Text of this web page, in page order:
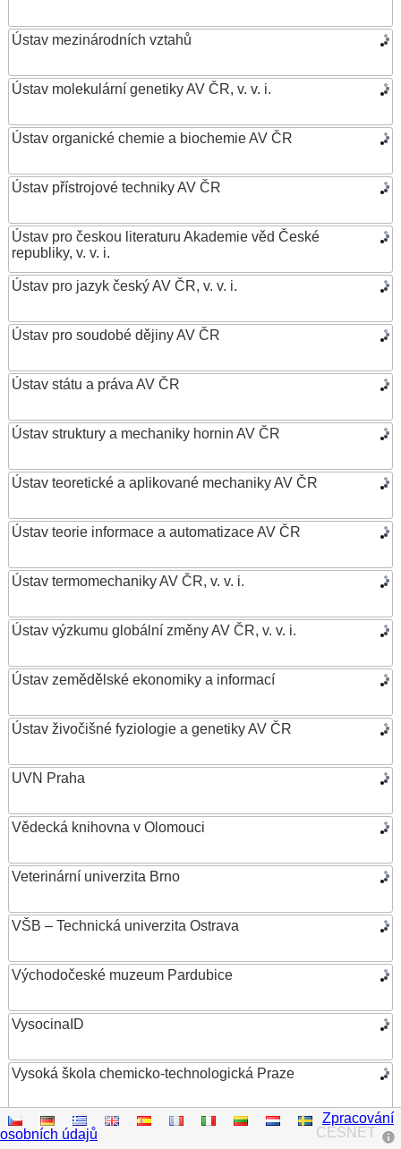
Ústav mezinárodních vztahů
Ústav molekulární genetiky AV ČR, v. v. i.
Ústav organické chemie a biochemie AV ČR
Ústav přístrojové techniky AV ČR
Ústav pro českou literaturu Akademie věd České
republiky, v. v. i.
Ústav pro jazyk český AV ČR, v. v. i.
Ústav pro soudobé dějiny AV ČR
Ústav státu a práva AV ČR
Ústav struktury a mechaniky hornin AV ČR
Ústav teoretické a aplikované mechaniky AV ČR
Ústav teorie informace a automatizace AV ČR
Ústav termomechaniky AV ČR, v. v. i.
Ústav výzkumu globální změny AV ČR, v. v. i.
Ústav zemědělské ekonomiky a informací
Ústav živočišné fyziologie a genetiky AV ČR
UVN Praha
Vědecká knihovna v Olomouci
Veterinární univerzita Brno
VŠB – Technická univerzita Ostrava
Východočeské muzeum Pardubice
VysocinaID
Vysoká škola chemicko-technologická Praze
Vysoká škola ekonomická v Praze
CESNET
Zpracování
osobních údajů